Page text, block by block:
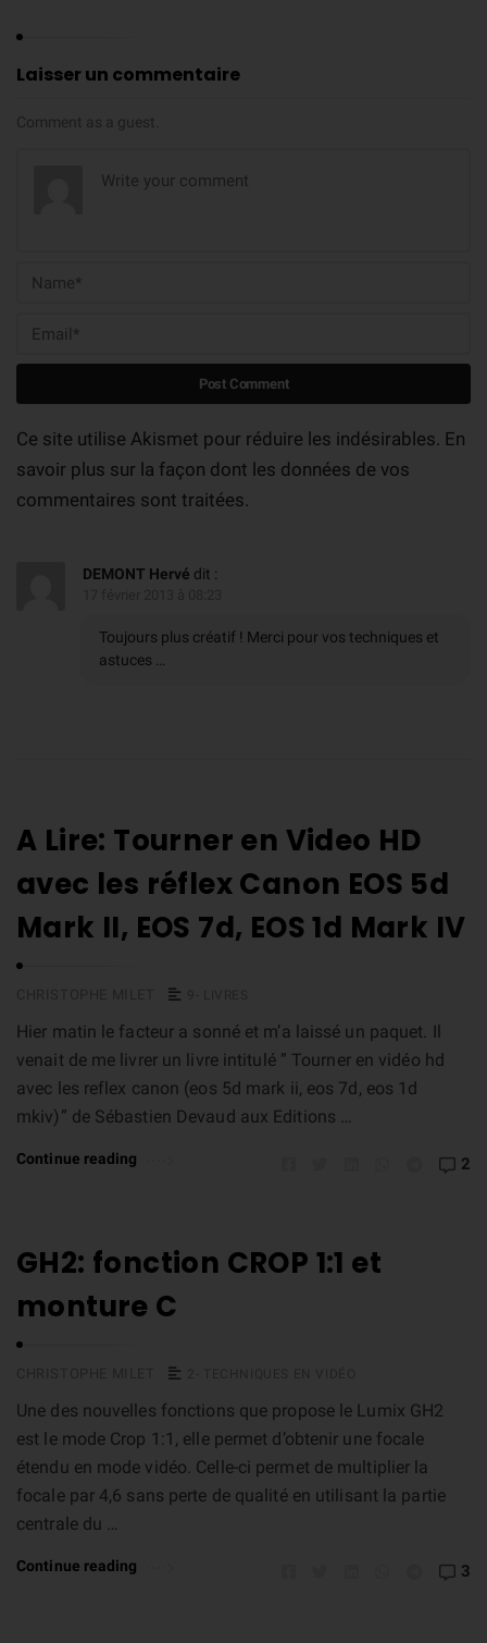
Laisser un commentaire
Comment as a guest.
Ce site utilise Akismet pour réduire les indésirables. En
savoir plus sur la façon dont les données de vos
commentaires sont traitées.
DEMONT Hervé dit :
Toujours plus créatif ! Merci pour vos techniques et
astuces …
A Lire: Tourner en Video HD
avec les réflex Canon EOS 5d
Mark II, EOS 7d, EOS 1d Mark IV
Hier matin le facteur a sonné et m’a laissé un paquet. Il
venait de me livrer un livre intitulé ” Tourner en vidéo hd
avec les reflex canon (eos 5d mark ii, eos 7d, eos 1d
mkiv)” de Sébastien Devaud aux Editions …
Continue reading 2
GH2: fonction CROP 1:1 et
monture C
Une des nouvelles fonctions que propose le Lumix GH2
est le mode Crop 1:1, elle permet d’obtenir une focale
étendu en mode vidéo. Celle-ci permet de multiplier la
focale par 4,6 sans perte de qualité en utilisant la partie
centrale du …
Continue reading 3